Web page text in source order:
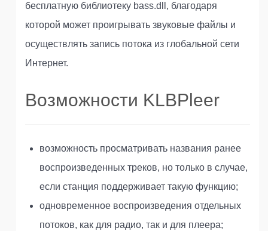
бесплатную библиотеку bass.dll, благодаря
которой может проигрывать звуковые файлы и
осуществлять запись потока из глобальной сети
Интернет.
Возможности KLBPleer
возможность просматривать названия ранее
воспроизведенных треков, но только в случае,
если станция поддерживает такую функцию;
одновременное воспроизведения отдельных
потоков, как для радио, так и для плеера;